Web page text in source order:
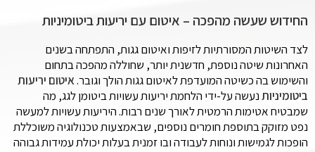
החידוש שעשה מהפכה – איטום עם יריעות ביטומיניות
לצד השיטות המסורתיות לזיפות ואיטום גגות, התפתחה בשנים
האחרונות שיטה נוספת, חדשנית יותר, שחוללה מהפכה בתחום
והשימוש בה כשיטה המועדפת לאיטום גגות הולך וגובר.איטום יריעות
ביטומיניותנעשה על-ידי הלחמת יריעות עשויות ביטומן לגג, מה
שמבטיח אטימות הרמטית לאורך שנים רבות. היריעות עשויות למעשה
נפט מזוקק בתוספת חומרים נוספים, שבאמצעות טכנולוגיה משוכללת
הופכות לגמישות ונוחות לעבודה ובו זמנית בעלות יכולת עמידות גבוהה